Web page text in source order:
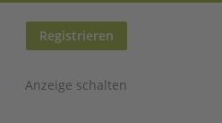
Registrieren
Anzeige schalten